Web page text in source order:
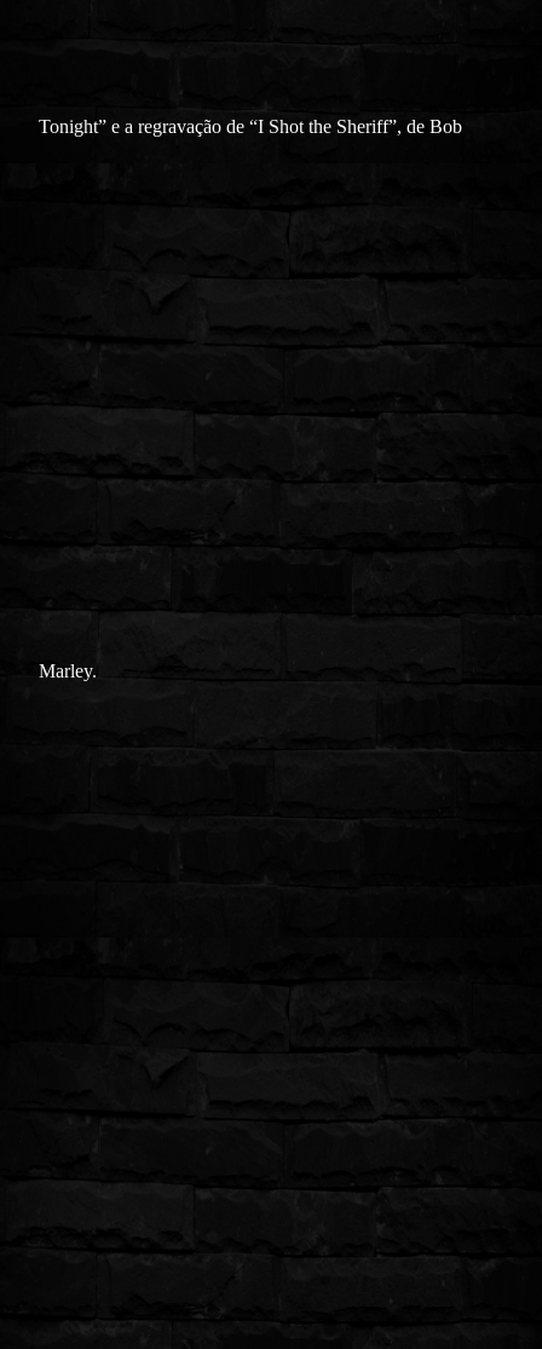
Tonight” e a regravação de “I Shot the Sheriff”, de Bob
Marley.